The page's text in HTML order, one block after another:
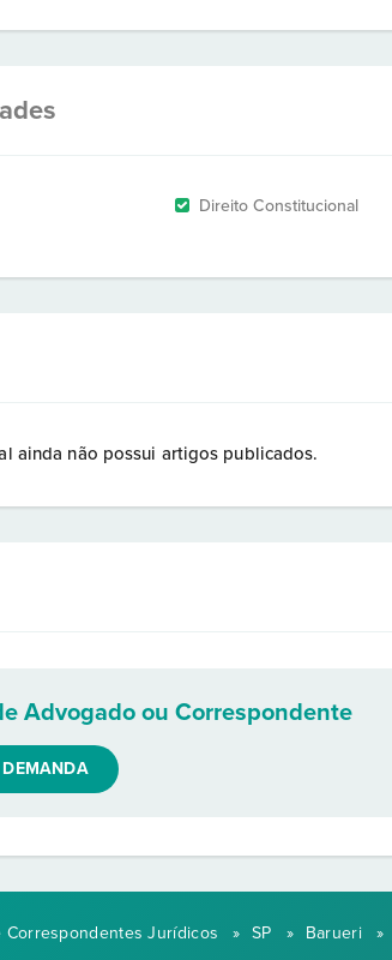
Direito Constitucional
ainda não possui artigos publicados.
Advogado ou Correspondente
Correspondentes Jurídicos » SP » Barueri »